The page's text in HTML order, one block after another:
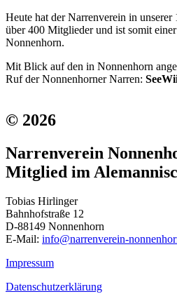
Heute hat der Narrenverein in
über 400 Mitglieder und ist somit
Nonnenhorn.
Mit Blick auf den in Nonnenhorn
Ruf der Nonnenhorner Narren:
© 2026
Narrenverein
Mitglied im
Tobias Hirlinger
Bahnhofstraße 12
D-88149 Nonnenhorn
E-Mail: info@narrenverein-
Impressum
Datenschutzerklärung